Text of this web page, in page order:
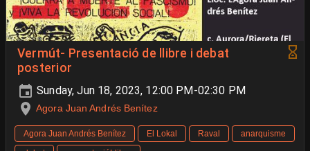
Vermút- Presentació de llibre i debat
posterior
Sunday, Jun 18, 2023, 12:00 PM-02:30 PM
Agora Juan Andrés Benítez
Agora Juan Andrés Benítez El Lokal Raval
anarquisme